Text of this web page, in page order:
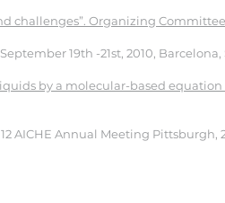
challenges”. Organizing
19th -21st, 2010, Barcelona,
by a molecular-based equation
AICHE Annual Meeting Pittsburgh,